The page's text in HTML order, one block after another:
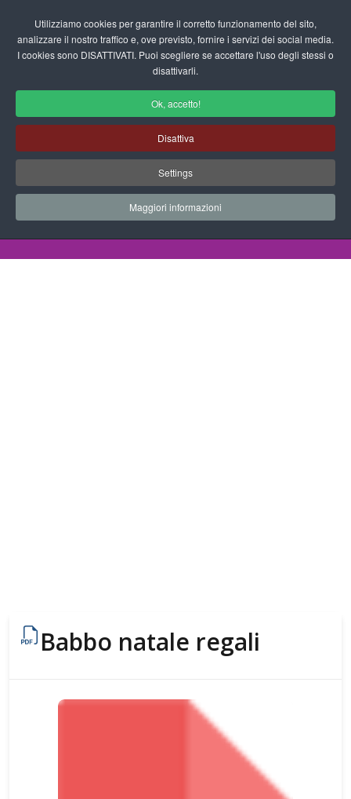
Utilizziamo cookies per garantire il corretto funzionamento del sito,
analizzare il nostro traffico e, ove previsto, fornire i servizi dei social media.
I cookies sono DISATTIVATI. Puoi scegliere se accettare l'uso degli stessi o
disattivarli.
Ok, accetto!
Disattiva
Settings
Maggiori informazioni
fas
Disegni da Colorare Festività
Progetti Didattici, Disegni, Schede
Didattiche e tanto altro ancora.
Disegni da Colorare
Babbo natale regali